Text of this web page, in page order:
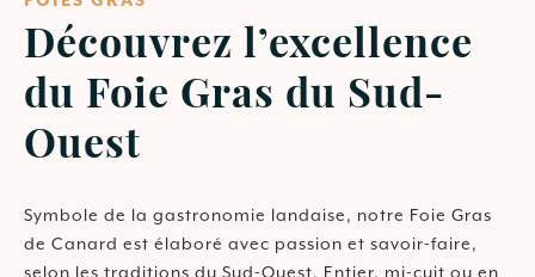
Découvrez l’excellence
du Foie Gras du Sud-
Ouest
Symbole de la gastronomie landaise, notre Foie Gras
de Canard est élaboré avec passion et savoir-faire,